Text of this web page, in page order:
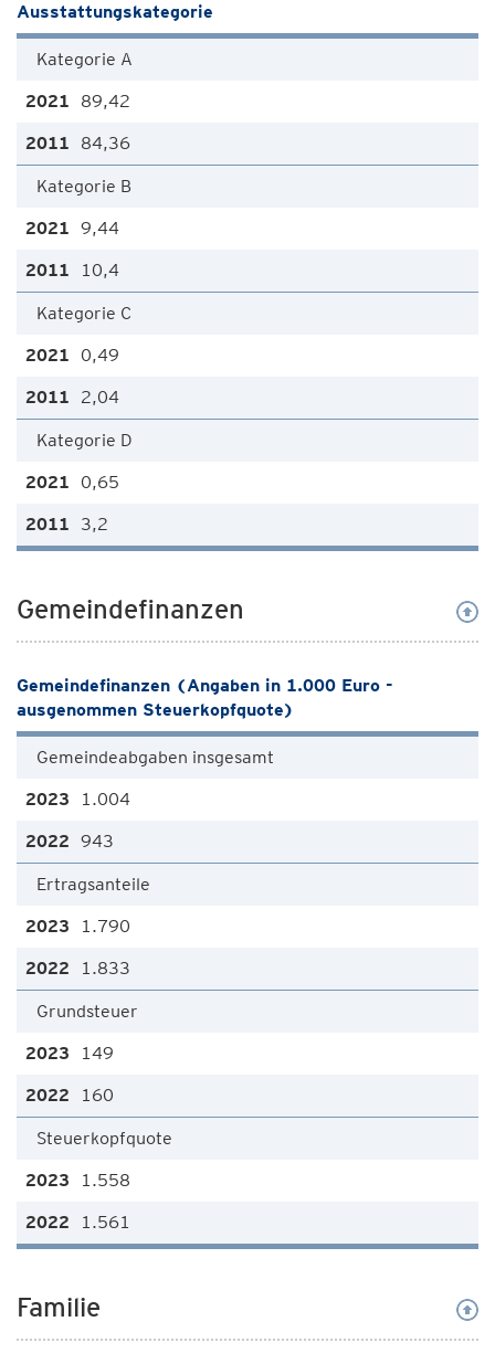
Ausstattungskategorie
Kategorie A
89,42
84,36
Kategorie B
9,44
10,4
Kategorie C
0,49
2,04
Kategorie D
0,65
3,2
Gemeindefinanzen
Gemeindefinanzen (Angaben in 1.000 Euro -
ausgenommen Steuerkopfquote)
Gemeindeabgaben insgesamt
1.004
943
Ertragsanteile
1.790
1.833
Grundsteuer
149
160
Steuerkopfquote
1.558
1.561
Familie